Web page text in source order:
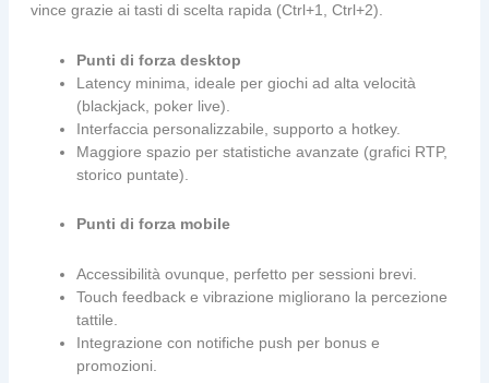
vince grazie ai tasti di scelta rapida (Ctrl+1, Ctrl+2).
Punti di forza desktop
Latency minima, ideale per giochi ad alta velocità
(blackjack, poker live).
Interfaccia personalizzabile, supporto a hotkey.
Maggiore spazio per statistiche avanzate (grafici RTP,
storico puntate).
Punti di forza mobile
Accessibilità ovunque, perfetto per sessioni brevi.
Touch feedback e vibrazione migliorano la percezione
tattile.
Integrazione con notifiche push per bonus e
promozioni.